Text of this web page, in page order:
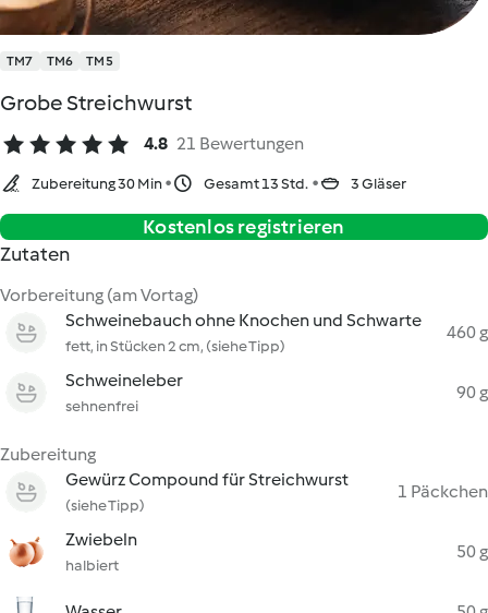
TM7 TM6 TM5
Grobe Streichwurst
4.8 21 Bewertungen
Zubereitung 30 Min Gesamt 13 Std. 3 Gläser
Kostenlos registrieren
Zutaten
Vorbereitung (am Vortag)
Schweinebauch ohne Knochen und Schwarte
fett, in Stücken 2 cm, (siehe Tipp)
460 g
Schweineleber
sehnenfrei
90 g
Zubereitung
Gewürz Compound für Streichwurst
(siehe Tipp)
1 Päckchen
Zwiebeln
halbiert
50 g